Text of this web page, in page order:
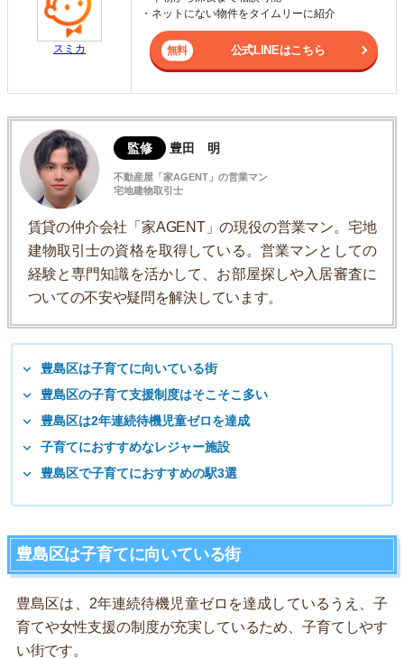
スミカ
・ネットにない物件をタイムリーに紹介
公式LINEはこちら
監修 豊田 明
不動産屋「家AGENT」の営業マン
宅地建物取引士
賃貸の仲介会社「家AGENT」の現役の営業マン。宅地
建物取引士の資格を取得している。営業マンとしての
経験と専門知識を活かして、お部屋探しや入居審査に
ついての不安や疑問を解決しています。
豊島区は子育てに向いている街
豊島区の子育て支援制度はそこそこ多い
豊島区は2年連続待機児童ゼロを達成
子育てにおすすめなレジャー施設
豊島区で子育てにおすすめの駅3選
豊島区は子育てに向いている街
豊島区は、2年連続待機児童ゼロを達成しているうえ、子
育てや女性支援の制度が充実しているため、子育てしやす
い街です。